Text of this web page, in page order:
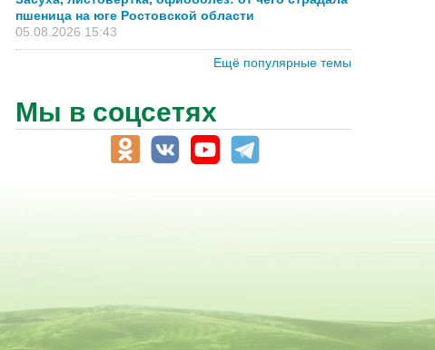
пшеница на юге Ростовской области
05.08.2026 15:43
Ещё популярные темы
Мы в соцсетях